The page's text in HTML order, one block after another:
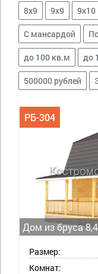
8х9 9х9 9х10
С мансардой
до 100 кв.м до
500000 рублей
Дом из бруса
РБ-304
Размер:
Комнат: